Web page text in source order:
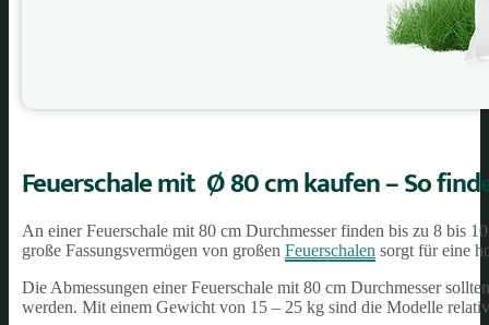
Feuerschale mit Ø 80 cm kaufen – So
An einer Feuerschale mit 80 cm Durchmesser finden bis zu 8 bis
große Fassungsvermögen von großen Feuerschalen sorgt für eine
Die Abmessungen einer Feuerschale mit 80 cm Durchmesser
werden. Mit einem Gewicht von 15 – 25 kg sind die Modelle